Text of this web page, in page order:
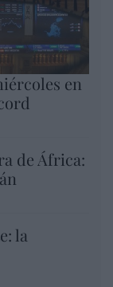
en
de África:
la